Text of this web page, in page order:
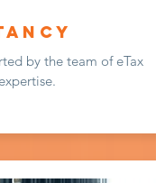
by the team of eTax